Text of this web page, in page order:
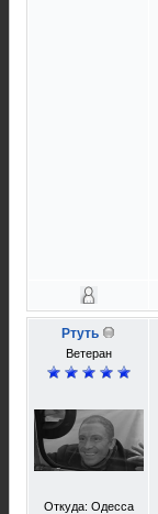
Ртуть
Ветеран
Откуда: Одесса